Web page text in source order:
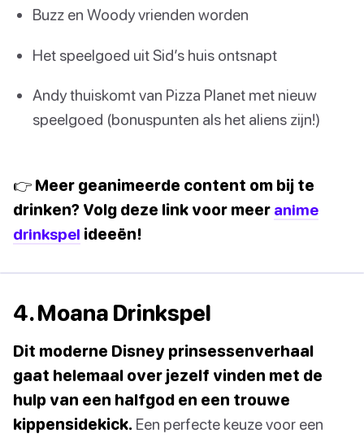
Buzz en Woody vrienden worden
Het speelgoed uit Sid’s huis ontsnapt
Andy thuiskomt van Pizza Planet met nieuw
speelgoed (bonuspunten als het aliens zijn!)
👉 Meer geanimeerde content om bij te
drinken? Volg deze link voor meer anime
drinkspel ideeën!
4. Moana Drinkspel
Dit moderne Disney prinsessenverhaal
gaat helemaal over jezelf vinden met de
hulp van een halfgod en een trouwe
kippensidekick. Een perfecte keuze voor een